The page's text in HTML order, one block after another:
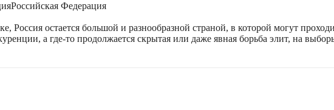
Российская Федерация
Россия остается большой и разнообразной страной, в которой могут
а где-то продолжается скрытая или даже явная борьба элит, на